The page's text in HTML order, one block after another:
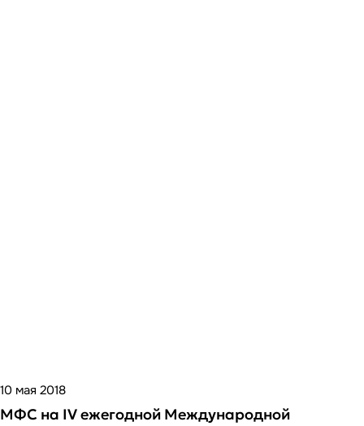
10 мая 2018
МФС на IV ежегодной Международной